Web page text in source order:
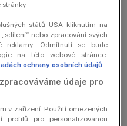
údajů a zůstat
dojde v rámci vašeho
na neoprávněné použití
informovat na adrese
(stejné jméno, stejná e-
váš účet je osobní a
použití. Váš účet nelze
k přihlášení pomocí e-
států USA kliknutím na
nebo zpracování svých
reklamy. Odmítnutí se bude
na této webové stránce.
ochrany osobních údajů.
údaje pro
v zařízení. Použití omezených
profilů pro personalizovanou